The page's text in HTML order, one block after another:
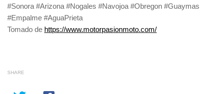
#Sonora #Arizona #Nogales #Navojoa #Obregon #Guaymas
#Empalme #AguaPrieta
Tomado de https://www.motorpasionmoto.com/
SHARE